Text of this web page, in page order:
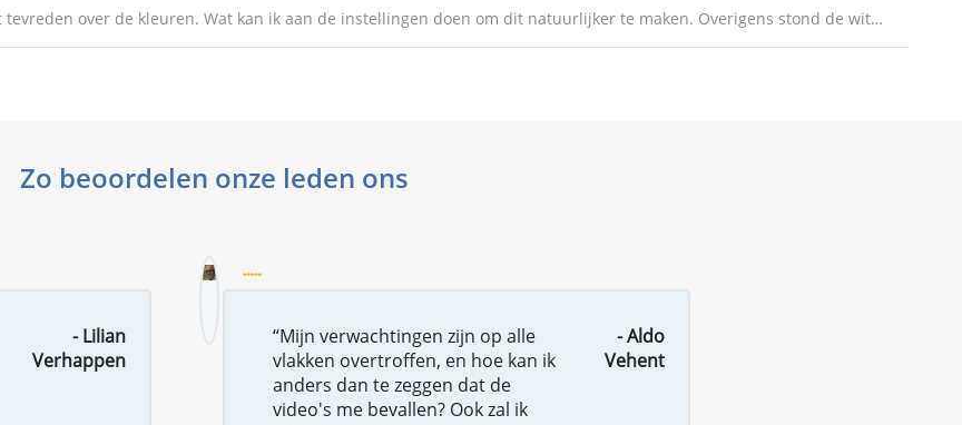
Ik heb deze foto binnen gemaakt, zonder flitser. Ik ben niet tevreden over de kleuren. Wat kan ik aan de instellingen doen om dit natuurlijker te maken. Overigens stond de witbalans op: bewolkt.
Zo beoordelen onze leden ons
- Lilian
Verhappen
“Mijn verwachtingen zijn op alle
vlakken overtroffen, en hoe kan ik
anders dan te zeggen dat de
video's me bevallen? Ook zal ik
- Aldo
Vehent